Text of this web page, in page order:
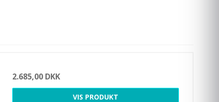
2.685,00 DKK
VIS PRODUKT